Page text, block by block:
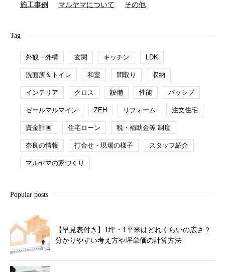
施工事例 マルヤマについて その他
Tag
外観・外構 玄関 キッチン LDK
洗面所＆トイレ 和室 間取り 収納
インテリア クロス 設備 性能 パッシブ
ゼールマルマイン ZEH リフォーム 注文住宅
資金計画 住宅ローン 税・補助金等 制度
奈良の情報 打合せ・現場の様子 スタッフ紹介
マルヤマの家づくり
Popular posts
【早見表付き】1坪・1平米はどれくらいの広さ？
分かりやすい考え方や坪単価の計算方法